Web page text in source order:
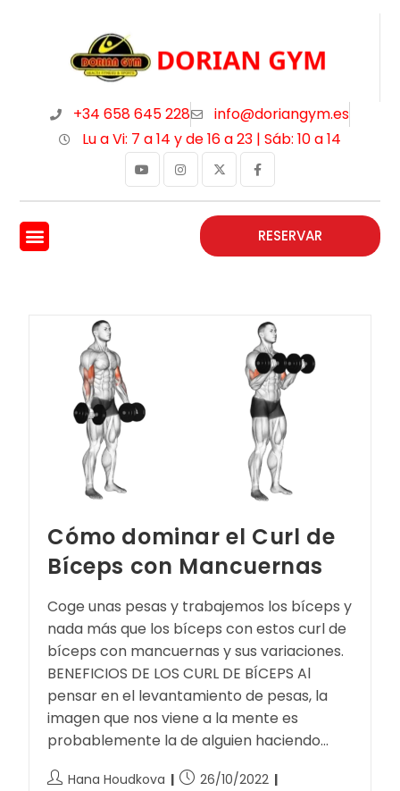
+34 658 645 228
info@doriangym.es
Lu a Vi: 7 a 14 y de 16 a 23 | Sáb: 10 a 14
RESERVAR
Cómo dominar el Curl de
Bíceps con Mancuernas
Coge unas pesas y trabajemos los bíceps y
nada más que los bíceps con estos curl de
bíceps con mancuernas y sus variaciones.
BENEFICIOS DE LOS CURL DE BÍCEPS Al
pensar en el levantamiento de pesas, la
imagen que nos viene a la mente es
probablemente la de alguien haciendo…
Hana Houdkova
26/10/2022